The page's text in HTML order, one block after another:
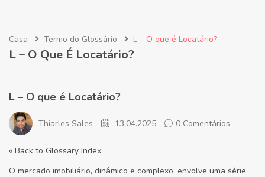
Casa Termo do Glossário L – O que é Locatário?
L – O Que É Locatário?
L – O que é Locatário?
Thiarles Sales 13.04.2025 0 Comentários
« Back to Glossary Index
O mercado imobiliário, dinâmico e complexo, envolve uma série